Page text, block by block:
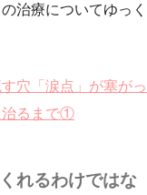
治療についてゆっく
穴「涙点」が塞がっ
治るまで①
れるわけではな